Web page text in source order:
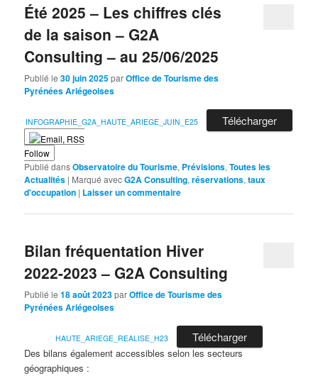
Été 2025 – Les chiffres clés
de la saison – G2A
Consulting – au 25/06/2025
Publié le30 juin 2025parOffice de Tourisme des
Pyrénées Ariégeoises
INFOGRAPHIE_G2A_HAUTE_ARIEGE_JUIN_E25 Télécharger
Follow
Publié dansObservatoire du Tourisme, Prévisions,Toutes les
Actualités | Marqué avecG2A Consulting,réservations,taux
d'occupation | Laisser un commentaire
Bilan fréquentation Hiver
2022-2023 – G2A Consulting
Publié le18 août 2023parOffice de Tourisme des
Pyrénées Ariégeoises
HAUTE_ARIEGE_REALISE_H23 Télécharger
Des bilans également accessibles selon les secteurs
géographiques :